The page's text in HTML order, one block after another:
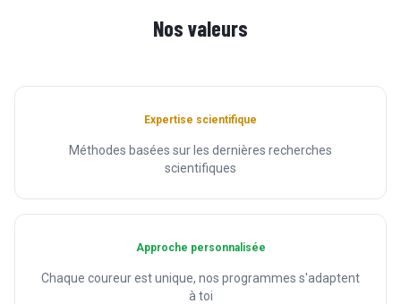
Nos valeurs
Expertise scientifique
Méthodes basées sur les dernières recherches
scientifiques
Approche personnalisée
Chaque coureur est unique, nos programmes s'adaptent
à toi